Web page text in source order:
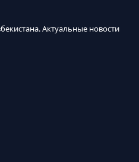
Актуальные новости